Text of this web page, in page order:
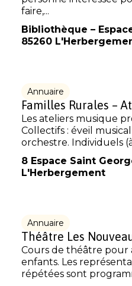
faire,...
Bibliothèque –
85260
Annuaire
Familles Rurales –
Les ateliers musique
Collectifs : éveil
orchestre. Individuels
8 Espace Saint
L'Herbergement
Annuaire
Théâtre Les
Cours de théâtre pour
enfants. Les
répétées sont